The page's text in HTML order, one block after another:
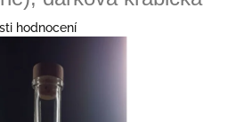
hodnocení